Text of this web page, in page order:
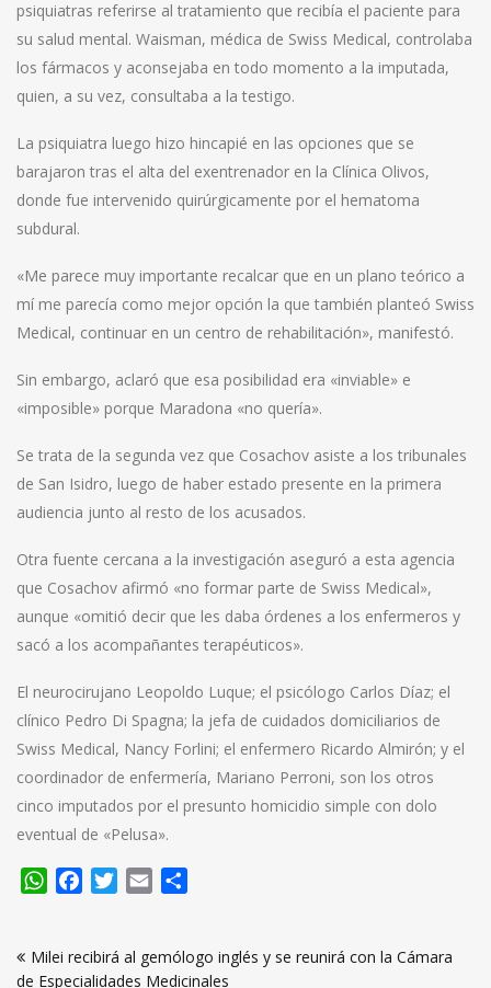
psiquiatras referirse al tratamiento que recibía el paciente para
su salud mental. Waisman, médica de Swiss Medical, controlaba
los fármacos y aconsejaba en todo momento a la imputada,
quien, a su vez, consultaba a la testigo.
La psiquiatra luego hizo hincapié en las opciones que se
barajaron tras el alta del exentrenador en la Clínica Olivos,
donde fue intervenido quirúrgicamente por el hematoma
subdural.
«Me parece muy importante recalcar que en un plano teórico a
mí me parecía como mejor opción la que también planteó Swiss
Medical, continuar en un centro de rehabilitación», manifestó.
Sin embargo, aclaró que esa posibilidad era «inviable» e
«imposible» porque Maradona «no quería».
Se trata de la segunda vez que Cosachov asiste a los tribunales
de San Isidro, luego de haber estado presente en la primera
audiencia junto al resto de los acusados.
Otra fuente cercana a la investigación aseguró a esta agencia
que Cosachov afirmó «no formar parte de Swiss Medical»,
aunque «omitió decir que les daba órdenes a los enfermeros y
sacó a los acompañantes terapéuticos».
El neurocirujano Leopoldo Luque; el psicólogo Carlos Díaz; el
clínico Pedro Di Spagna; la jefa de cuidados domiciliarios de
Swiss Medical, Nancy Forlini; el enfermero Ricardo Almirón; y el
coordinador de enfermería, Mariano Perroni, son los otros
cinco imputados por el presunto homicidio simple con dolo
eventual de «Pelusa».
WhatsApp
FacebookTwitter
Email
deMilei recibirá al gemólogo inglés y se reunirá con la Cámara
de Especialidades Medicinales